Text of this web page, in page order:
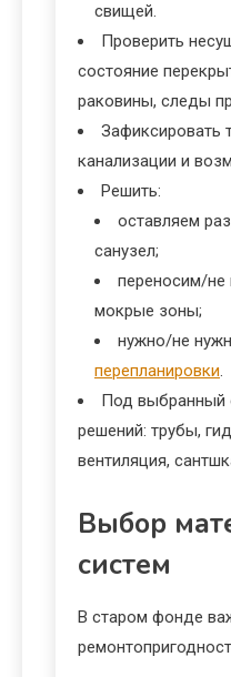
свищей.
Проверить
состояние
раковины, следы
Зафиксировать
канализации и
Решить:
оставляем
санузел;
переносим/не
мокрые зоны;
нужно/не
перепланировки.
Под выбранный
решений: трубы,
вентиляция,
Выбор
систем
В старом фонде